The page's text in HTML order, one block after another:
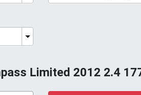
Limited 2012 2.4